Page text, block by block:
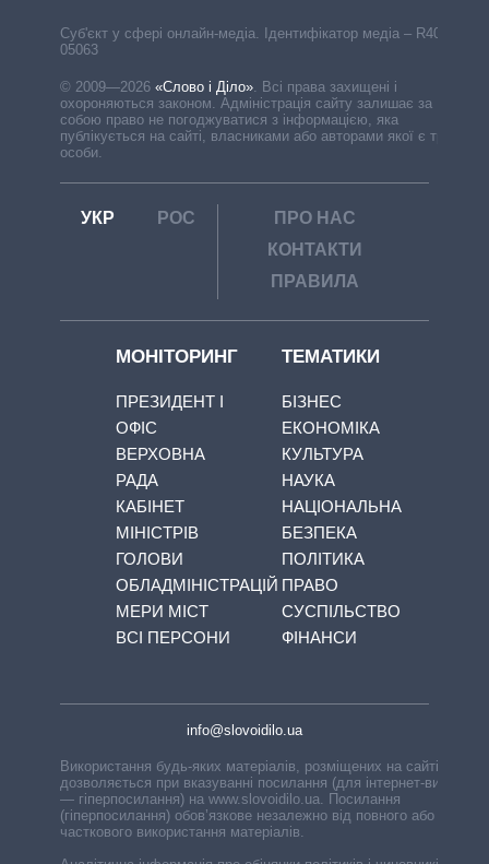
Cуб'єкт у сфері онлайн-медіа. Ідентифікатор медіа – R40-
05063
© 2009—2026 «Слово і Діло». Всі права захищені і
охороняються законом. Адміністрація сайту залишає за
собою право не погоджуватися з інформацією, яка
публікується на сайті, власниками або авторами якої є треті
особи.
УКР РОС
ПРО НАС
КОНТАКТИ
ПРАВИЛА
МОНІТОРИНГ
ПРЕЗИДЕНТ І
ОФІС
ВЕРХОВНА
РАДА
КАБІНЕТ
МІНІСТРІВ
ГОЛОВИ
ОБЛАДМІНІСТРАЦІЙ
МЕРИ МІСТ
ВСІ ПЕРСОНИ
ТЕМАТИКИ
БІЗНЕС
ЕКОНОМІКА
КУЛЬТУРА
НАУКА
НАЦІОНАЛЬНА
БЕЗПЕКА
ПОЛІТИКА
ПРАВО
СУСПІЛЬСТВО
ФІНАНСИ
info@slovoidilo.ua
Використання будь-яких матеріалів, розміщених на сайті,
дозволяється при вказуванні посилання (для інтернет-видань
— гіперпосилання) на www.slovoidilo.ua. Посилання
(гіперпосилання) обов’язкове незалежно від повного або
часткового використання матеріалів.